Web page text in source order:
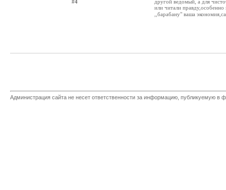
#4
другой ведомый, а для
или читали
,,барабану" ваша
Администрация сайта не несет ответственности за информацию, публикуемую